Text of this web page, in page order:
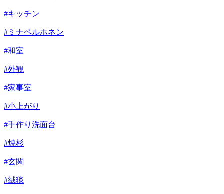
#キッチン
#ミナペルホネン
#和室
#外観
#家事室
#小上がり
#手作り洗面台
#焼杉
#玄関
#絨毯